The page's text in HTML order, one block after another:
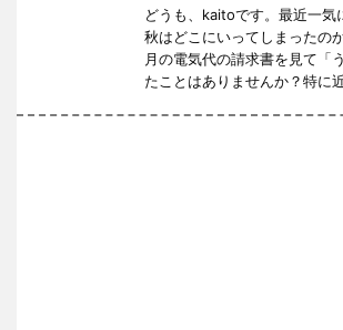
どうも、kaitoです。最近一気
秋はどこにいってしまったの
月の電気代の請求書を見て「
たことはありませんか？特に